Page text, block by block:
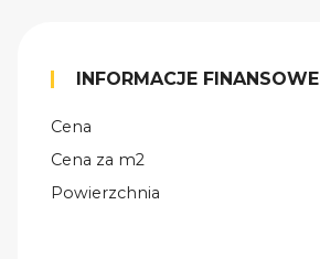
INFORMACJE FINANSOWE
Cena
Cena za m2
Powierzchnia